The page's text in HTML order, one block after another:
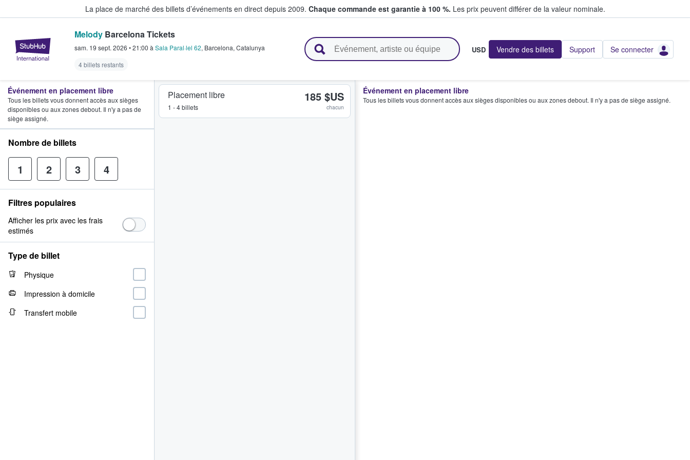
La place de marché des billets d’événements en direct depuis 2009. Chaque commande est garantie à 100 %. Les prix peuvent différer de la valeur nominale.
StubHub - Où les fans achètent et vendent des billets
Melody Barcelona Tickets
sam. 19 sept. 2026 •21:00 à Sala Paral·lel 62, Barcelona, Catalunya
4 billets restants
USD Vendre des billets Support Se connecter
Placement libre
1 - 4 billets
185 $US
chacun
Événement en placement libre
Tous les billets vous donnent accès aux sièges disponibles ou aux zones debout. Il n'y a pas de siège assigné.
Événement en placement libre
Tous les billets vous donnent accès aux sièges
disponibles ou aux zones debout. Il n'y a pas de
siège assigné.
Nombre de billets
1 2 3 4
Filtres populaires
Afficher les prix avec les frais
estimés
Type de billet
Physique
Impression à domicile
Transfert mobile